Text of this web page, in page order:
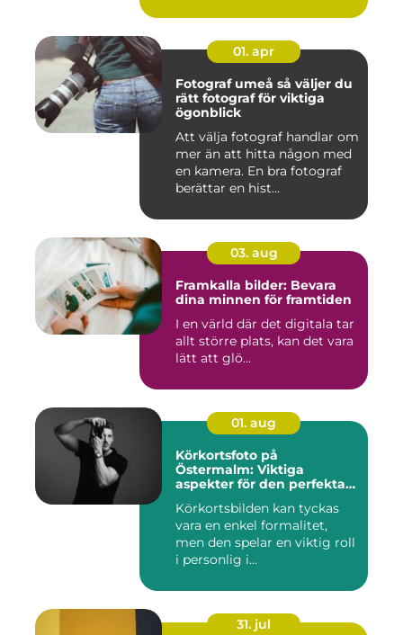
01. apr
Fotograf umeå så väljer du
rätt fotograf för viktiga
ögonblick
Att välja fotograf handlar om
mer än att hitta någon med
en kamera. En bra fotograf
berättar en hist...
03. aug
Framkalla bilder: Bevara
dina minnen för framtiden
I en värld där det digitala tar
allt större plats, kan det vara
lätt att glö...
01. aug
Körkortsfoto på
Östermalm: Viktiga
aspekter för den perfekta
Körkortsbilden kan tyckas
vara en enkel formalitet,
men den spelar en viktig roll
i personlig i...
31. jul